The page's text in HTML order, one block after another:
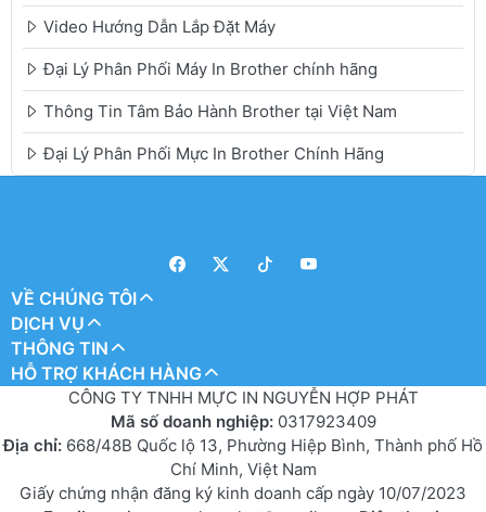
Video Hướng Dẫn Lắp Đặt Máy
Đại Lý Phân Phối Máy In Brother chính hãng
Thông Tin Tâm Bảo Hành Brother tại Việt Nam
Đại Lý Phân Phối Mực In Brother Chính Hãng
VỀ CHÚNG TÔI
DỊCH VỤ
THÔNG TIN
HỖ TRỢ KHÁCH HÀNG
CÔNG TY TNHH MỰC IN NGUYỄN HỢP PHÁT
Mã số doanh nghiệp: 0317923409
Địa chỉ: 668/48B Quốc lộ 13, Phường Hiệp Bình, Thành phố Hồ
Chí Minh, Việt Nam
Giấy chứng nhận đăng ký kinh doanh cấp ngày 10/07/2023